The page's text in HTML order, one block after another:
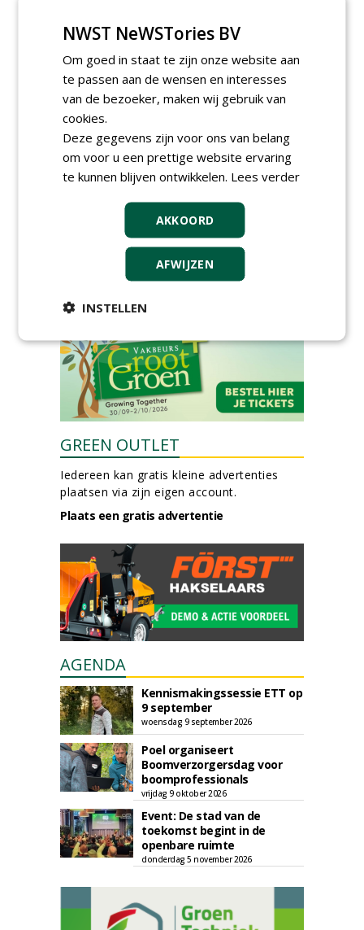
ETW bij Weijtmans
Proefveldmedewerker/
Chauffeur
landbouwmachines bij DSV
Kasmedewerker (fulltime) bij
DSV zaden Nederland B.V.
06-08-2026, Ven-Zelderheide
magazijnmedewerker
(fulltime) bij DSV zaden
06-08-2026, Ven Zelderheide
GREEN OUTLET
Iedereen kan gratis kleine advertenties
plaatsen via zijn eigen account.
Plaats een gratis advertentie
AGENDA
Kennismakingssessie ETT op
9 september
woensdag 9 september 2026
Poel organiseert
Boomverzorgersdag voor
boomprofessionals
vrijdag 9 oktober 2026
Event: De stad van de
toekomst begint in de
openbare ruimte
donderdag 5 november 2026
NWST NeWSTories BV
Om goed in staat te zijn onze website aan
te passen aan de wensen en interesses
van de bezoeker, maken wij gebruik van
cookies.
Deze gegevens zijn voor ons van belang
om voor u een prettige website ervaring
te kunnen blijven ontwikkelen. Lees verder
AKKOORD
AFWIJZEN
INSTELLEN